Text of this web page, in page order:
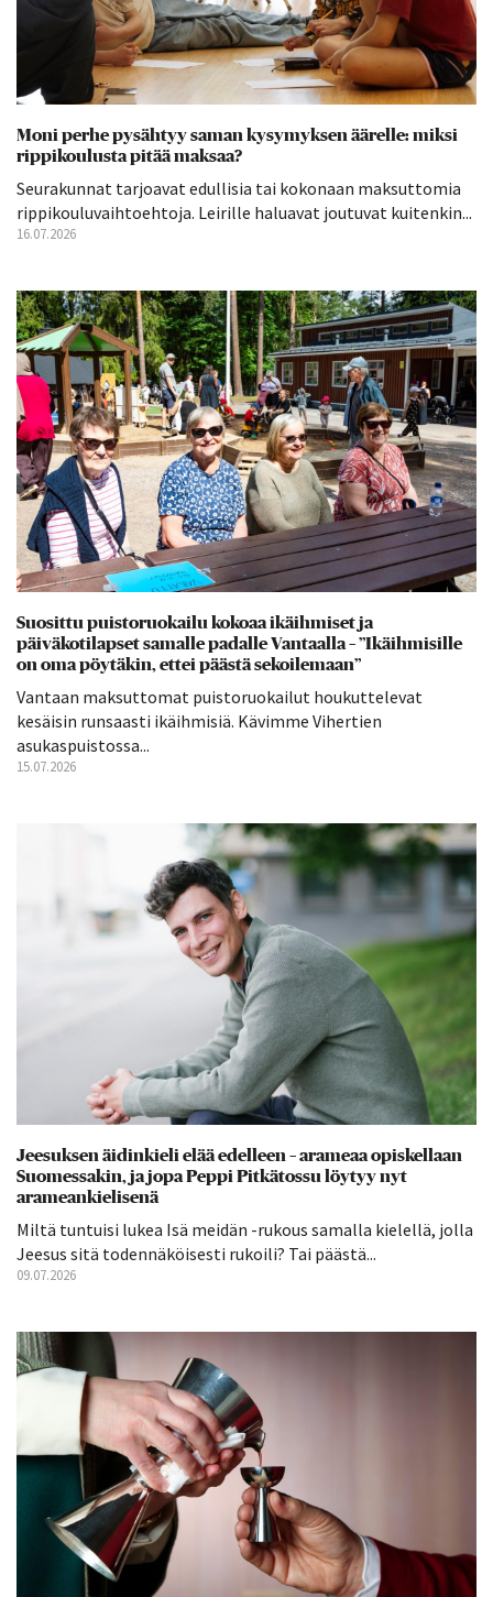
Moni perhe pysähtyy saman kysymyksen äärelle: miksi
rippikoulusta pitää maksaa?
Seurakunnat tarjoavat edullisia tai kokonaan maksuttomia
rippikouluvaihtoehtoja. Leirille haluavat joutuvat kuitenkin...
16.07.2026
Suosittu puistoruokailu kokoaa ikäihmiset ja
päiväkotilapset samalle padalle Vantaalla – ”Ikäihmisille
on oma pöytäkin, ettei päästä sekoilemaan”
Vantaan maksuttomat puistoruokailut houkuttelevat
kesäisin runsaasti ikäihmisiä. Kävimme Vihertien
asukaspuistossa...
15.07.2026
Jeesuksen äidinkieli elää edelleen – arameaa opiskellaan
Suomessakin, ja jopa Peppi Pitkätossu löytyy nyt
arameankielisenä
Miltä tuntuisi lukea Isä meidän -rukous samalla kielellä, jolla
Jeesus sitä todennäköisesti rukoili? Tai päästä...
09.07.2026